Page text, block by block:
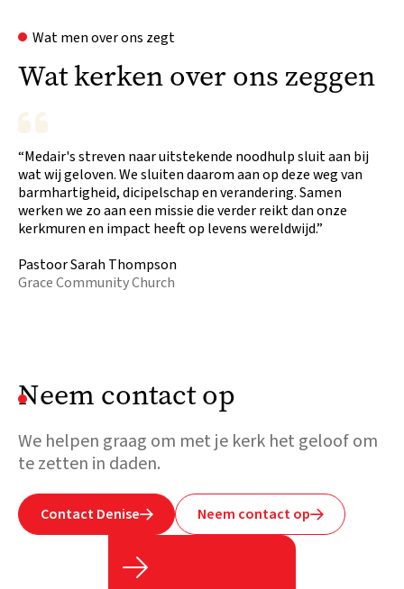
Wat men over ons zegt
Wat kerken over ons zeggen
“Medair's streven naar uitstekende noodhulp sluit aan bij
wat wij geloven. We sluiten daarom aan op deze weg van
barmhartigheid, dicipelschap en verandering. Samen
werken we zo aan een missie die verder reikt dan onze
kerkmuren en impact heeft op levens wereldwijd.”
Pastoor Sarah Thompson
Grace Community Church
Neem contact op
We helpen graag om met je kerk het geloof om
te zetten in daden.
Contact Denise Neem contact op
